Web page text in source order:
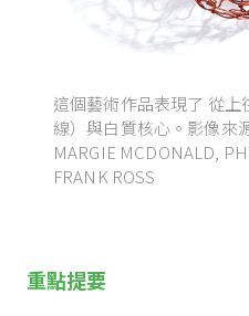
這個藝術作品表現了 從
線）與白質核心。影像來
MARGIE MCDONALD,
FRANK ROSS
重點提要